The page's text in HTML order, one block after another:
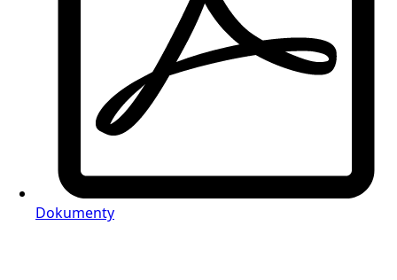
Dokumenty